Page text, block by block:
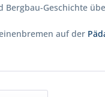
Geschichte
auf der